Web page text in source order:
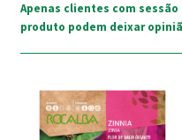
Apenas clientes com
produto podem deixar